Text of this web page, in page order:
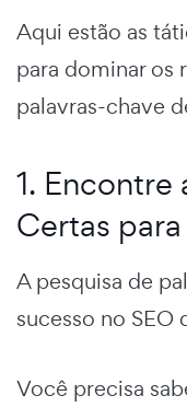
Aqui estão as
para dominar os
palavras-chave
1. Encontre
Certas
A pesquisa de
sucesso no
Você precisa